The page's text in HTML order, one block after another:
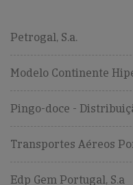
Petrogal, S.a.
Modelo Continente
Pingo-doce -
Transportes Aéreos
Edp Gem Portugal, S.a